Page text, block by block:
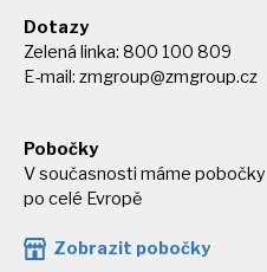
Dotazy
Zelená linka: 800 100 809
E-mail: zmgroup@zmgroup.cz
Pobočky
V současnosti máme pobočky
po celé Evropě
Zobrazit pobočky